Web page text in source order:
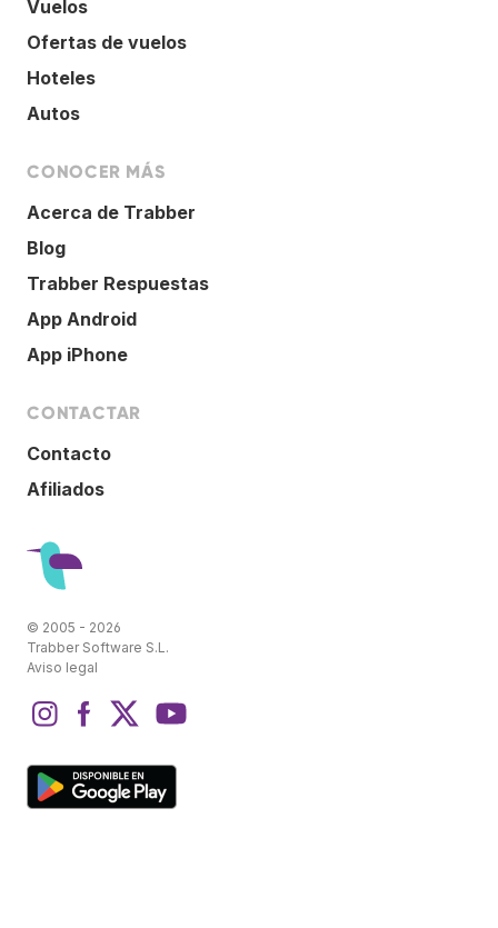
Vuelos
Ofertas de vuelos
Hoteles
Autos
CONOCER MÁS
Acerca de Trabber
Blog
Trabber Respuestas
App Android
App iPhone
CONTACTAR
Contacto
Afiliados
© 2005 - 2026
Trabber Software S.L.
Aviso legal